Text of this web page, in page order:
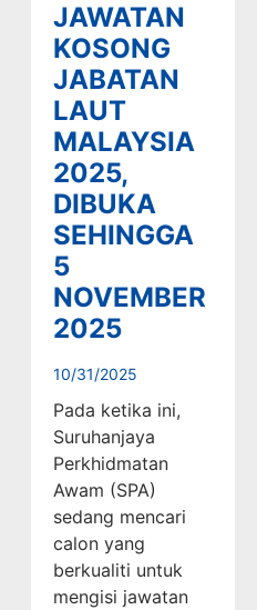
JAWATAN
KOSONG
JABATAN
LAUT
MALAYSIA
2025,
DIBUKA
SEHINGGA
5
NOVEMBER
2025
10/31/2025
Pada ketika ini,
Suruhanjaya
Perkhidmatan
Awam (SPA)
sedang mencari
calon yang
berkualiti untuk
mengisi jawatan